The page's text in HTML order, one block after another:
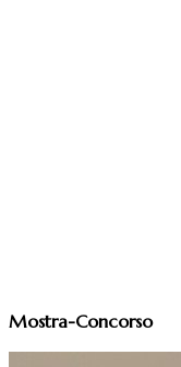
Mostra-Concorso